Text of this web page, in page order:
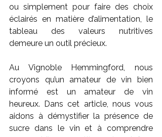
ou simplement pour faire des choix
éclairés en matière d’alimentation, le
tableau des valeurs nutritives
demeure un outil précieux.
Au Vignoble Hemmingford, nous
croyons qu’un amateur de vin bien
informé est un amateur de vin
heureux. Dans cet article, nous vous
aidons à démystifier la présence de
sucre dans le vin et à comprendre